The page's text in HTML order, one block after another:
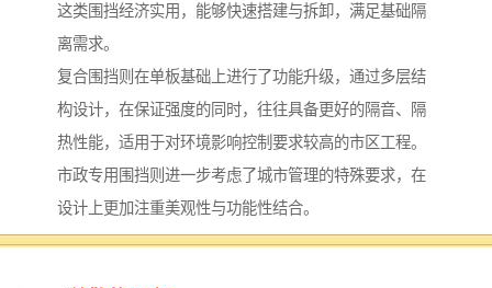
这类围挡经济实用，能够快速搭建与拆卸，满足基础隔
离需求。
复合围挡则在单板基础上进行了功能升级，通过多层结
构设计，在保证强度的同时，往往具备更好的隔音、隔
热性能，适用于对环境影响控制要求较高的市区工程。
市政专用围挡则进一步考虑了城市管理的特殊要求，在
设计上更加注重美观性与功能性结合。
这类围挡通常结构更为稳固，表面处理更加精细，并可